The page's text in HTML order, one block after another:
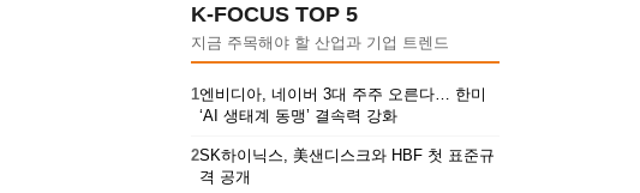
K-FOCUS TOP 5
지금 주목해야 할 산업과 기업 트렌드
1엔비디아, 네이버 3대 주주 오른다… 한미
‘AI 생태계 동맹’ 결속력 강화
2SK하이닉스, 美샌디스크와 HBF 첫 표준규
격 공개